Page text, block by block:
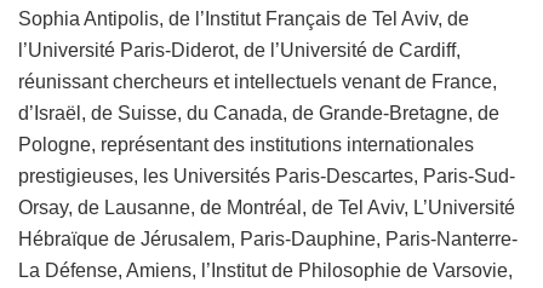
Sophia Antipolis, de l’Institut Français de Tel Aviv, de
l’Université Paris-Diderot, de l’Université de Cardiff,
réunissant chercheurs et intellectuels venant de France,
d’Israël, de Suisse, du Canada, de Grande-Bretagne, de
Pologne, représentant des institutions internationales
prestigieuses, les Universités Paris-Descartes, Paris-Sud-
Orsay, de Lausanne, de Montréal, de Tel Aviv, L’Université
Hébraïque de Jérusalem, Paris-Dauphine, Paris-Nanterre-
La Défense, Amiens, l’Institut de Philosophie de Varsovie,